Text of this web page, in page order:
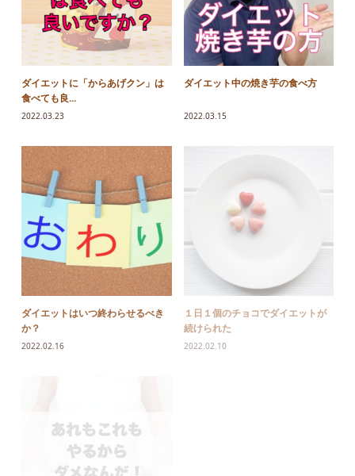
ダイエットに「からあげクン」は
食べても良...
2022.03.23
ダイエット中の焼き芋の食べ方
2022.03.15
ダイエットはいつ終わらせるべき
か？
2022.02.16
１日１個のチョコでダイエットが
続けられた
2022.02.10